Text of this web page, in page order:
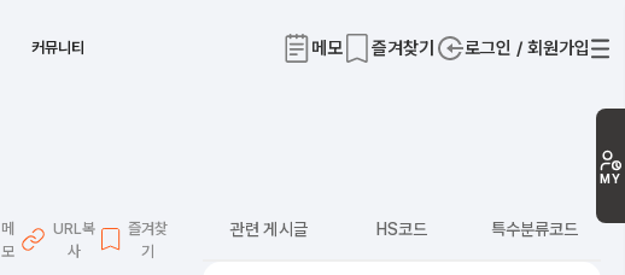
커뮤니티 메모 즐겨찾기 로그인 / 회원가입
MY
메
모
URL복
사
즐겨찾
기
관련 게시글 HS코드 특수분류코드